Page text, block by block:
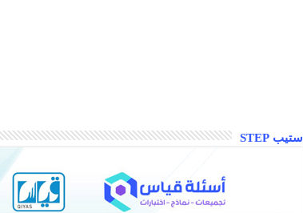
ستيب STEP